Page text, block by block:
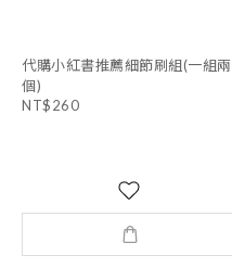
代購小紅書推薦細節刷組(一組兩
個)
NT$260